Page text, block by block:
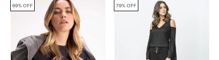
69% OFF 79% OFF